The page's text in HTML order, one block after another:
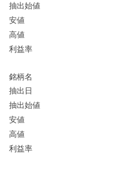
抽出始値
安値
高値
利益率
銘柄名
抽出日
抽出始値
安値
高値
利益率